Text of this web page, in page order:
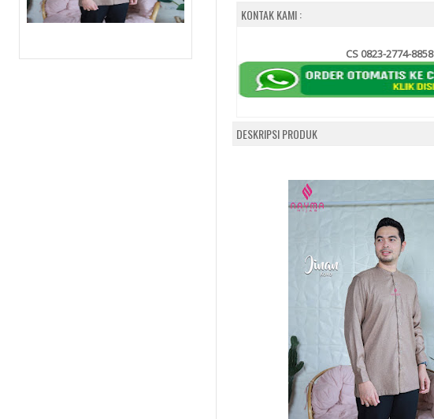
KONTAK KAMI :
CS 0823-2774-8858
DESKRIPSI PRODUK